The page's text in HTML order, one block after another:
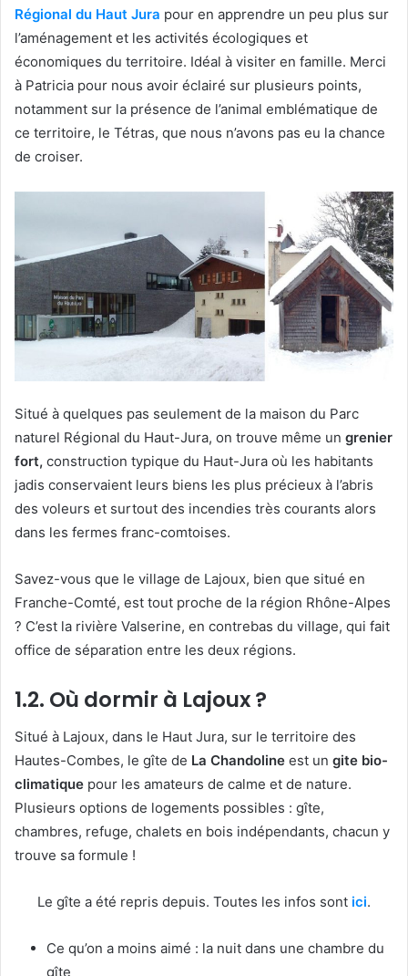
Régional du Haut Jura pour en apprendre un peu plus sur
l’aménagement et les activités écologiques et
économiques du territoire. Idéal à visiter en famille. Merci
à Patricia pour nous avoir éclairé sur plusieurs points,
notamment sur la présence de l’animal emblématique de
ce territoire, le Tétras, que nous n’avons pas eu la chance
de croiser.
Situé à quelques pas seulement de la maison du Parc
naturel Régional du Haut-Jura, on trouve même un grenier
fort, construction typique du Haut-Jura où les habitants
jadis conservaient leurs biens les plus précieux à l’abris
des voleurs et surtout des incendies très courants alors
dans les fermes franc-comtoises.
Savez-vous que le village de Lajoux, bien que situé en
Franche-Comté, est tout proche de la région Rhône-Alpes
? C’est la rivière Valserine, en contrebas du village, qui fait
office de séparation entre les deux régions.
1.2. Où dormir à Lajoux ?
Situé à Lajoux, dans le Haut Jura, sur le territoire des
Hautes-Combes, le gîte de La Chandoline est un gite bio-
climatique pour les amateurs de calme et de nature.
Plusieurs options de logements possibles : gîte,
chambres, refuge, chalets en bois indépendants, chacun y
trouve sa formule !
Le gîte a été repris depuis. Toutes les infos sont ici.
Ce qu’on a moins aimé : la nuit dans une chambre du
gîte